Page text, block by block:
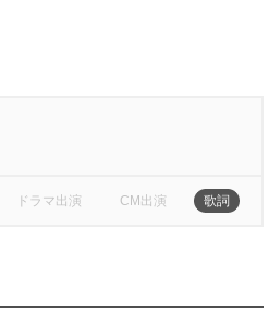
ドラマ出演 CM出演 歌詞